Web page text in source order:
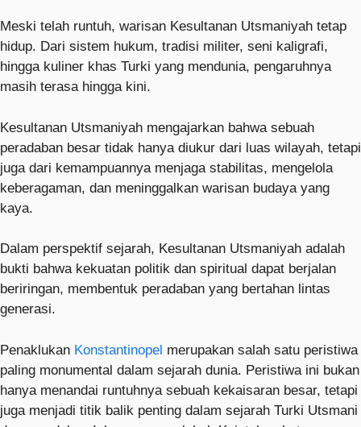
Meski telah runtuh, warisan Kesultanan Utsmaniyah tetap
hidup. Dari sistem hukum, tradisi militer, seni kaligrafi,
hingga kuliner khas Turki yang mendunia, pengaruhnya
masih terasa hingga kini.
Kesultanan Utsmaniyah mengajarkan bahwa sebuah
peradaban besar tidak hanya diukur dari luas wilayah, tetapi
juga dari kemampuannya menjaga stabilitas, mengelola
keberagaman, dan meninggalkan warisan budaya yang
kaya.
Dalam perspektif sejarah, Kesultanan Utsmaniyah adalah
bukti bahwa kekuatan politik dan spiritual dapat berjalan
beriringan, membentuk peradaban yang bertahan lintas
generasi.
Penaklukan Konstantinopel merupakan salah satu peristiwa
paling monumental dalam sejarah dunia. Peristiwa ini bukan
hanya menandai runtuhnya sebuah kekaisaran besar, tetapi
juga menjadi titik balik penting dalam sejarah Turki Utsmani